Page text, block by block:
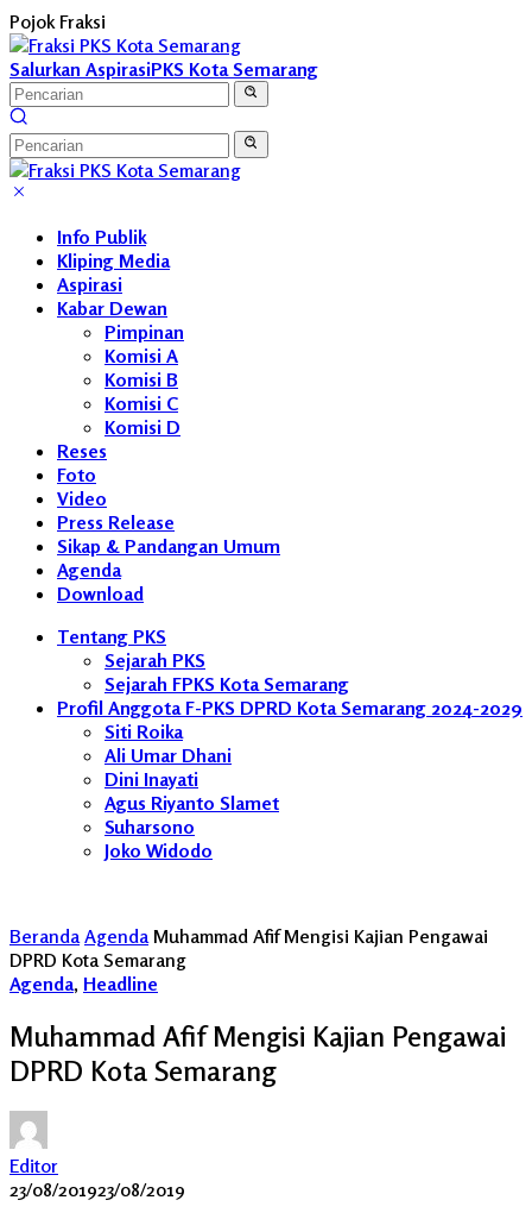
Langsung
ke
konten
Pojok Fraksi
Salurkan AspirasiPKS Kota Semarang
Info Publik
Kliping Media
Aspirasi
Kabar Dewan
Pimpinan
Komisi A
Komisi B
Komisi C
Komisi D
Reses
Foto
Video
Press Release
Sikap & Pandangan Umum
Agenda
Download
Tentang PKS
Sejarah PKS
Sejarah FPKS Kota Semarang
Profil Anggota F-PKS DPRD Kota Semarang 2024-2029
Siti Roika
Ali Umar Dhani
Dini Inayati
Agus Riyanto Slamet
Suharsono
Joko Widodo
Beranda Agenda Muhammad Afif Mengisi Kajian Pengawai
DPRD Kota Semarang
Agenda, Headline
Muhammad Afif Mengisi Kajian Pengawai
DPRD Kota Semarang
Editor
23/08/201923/08/2019